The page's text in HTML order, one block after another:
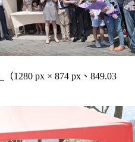
（1280 px × 874 px、849.03